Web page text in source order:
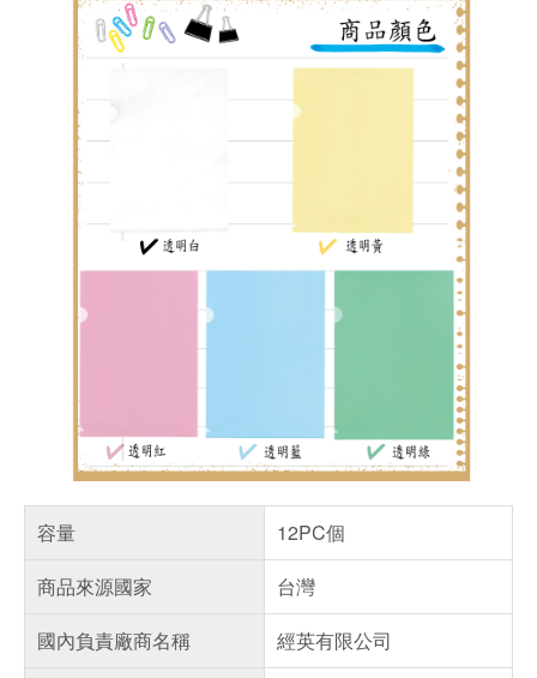
容量
12PC個
商品來源國家
台灣
國內負責廠商名稱
經英有限公司